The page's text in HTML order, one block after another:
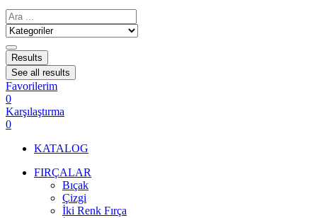
Results
See all results
Favorilerim
0
Karşılaştırma
0
KATALOG
FIRÇALAR
Bıçak
Çizgi
İki Renk Fırça